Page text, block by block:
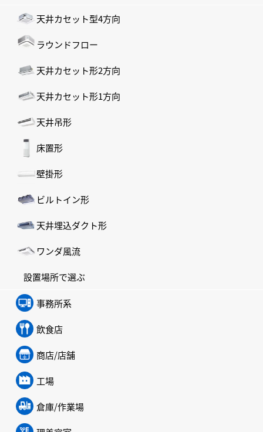
天井カセット型4方向
ラウンドフロー
天井カセット形2方向
天井カセット形1方向
天井吊形
床置形
壁掛形
ビルトイン形
天井埋込ダクト形
ワンダ風流
設置場所で選ぶ
事務所系
飲食店
商店/店舗
工場
倉庫/作業場